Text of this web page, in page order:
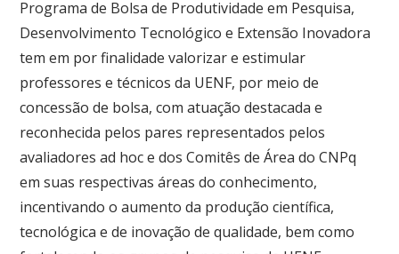
Programa de Bolsa de Produtividade em Pesquisa,
Desenvolvimento Tecnológico e Extensão Inovadora
tem em por finalidade valorizar e estimular
professores e técnicos da UENF, por meio de
concessão de bolsa, com atuação destacada e
reconhecida pelos pares representados pelos
avaliadores ad hoc e dos Comitês de Área do CNPq
em suas respectivas áreas do conhecimento,
incentivando o aumento da produção científica,
tecnológica e de inovação de qualidade, bem como